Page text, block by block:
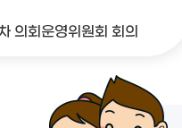
의회운영위원회 회의